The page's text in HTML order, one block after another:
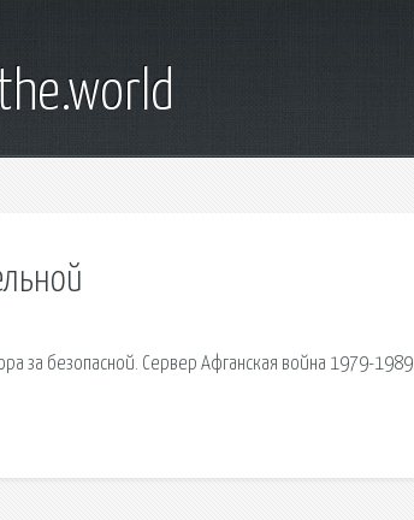
за безопасной. Сервер Афганская война 1979-1989